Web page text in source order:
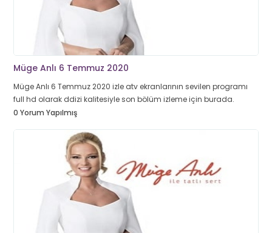
Müge Anlı 6 Temmuz 2020
Müge Anlı 6 Temmuz 2020 izle atv ekranlarının sevilen programı
full hd olarak ddizi kalitesiyle son bölüm izleme için burada.
0 Yorum Yapılmış